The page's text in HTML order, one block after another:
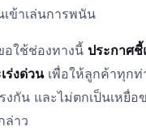
ข้าเล่นการพนัน
ใช้ช่องทางนี้ ประกาศชี้
ร่งด่วนเพื่อให้ลูกค้าทุกท่
งกัน และไม่ตกเป็นเหยื่อ
ล่าว